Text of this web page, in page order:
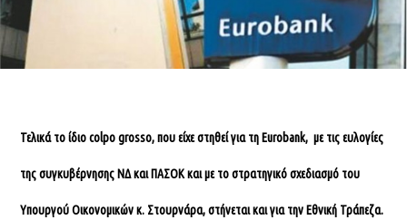
Τελικά το ίδιο colpo grosso, που είχε στηθεί για τη Eurobank, με τις ευλογίες
της συγκυβέρνησης ΝΔ και ΠΑΣΟΚ και με το στρατηγικό σχεδιασμό του
Υπουργού Οικονομικών κ. Στουρνάρα, στήνεται και για την Εθνική Τράπεζα.